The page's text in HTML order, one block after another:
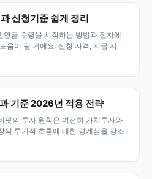
신청기준 쉽게 정리
금 수령을 시작하는 방법과 절차에
움이 될 거예요. 신청 자격, 지급 시
기준 2026년 적용 전략
핏의 투자 원칙은 여전히 가치투자와
의 투기적 흐름에 대한 경계심을 강조